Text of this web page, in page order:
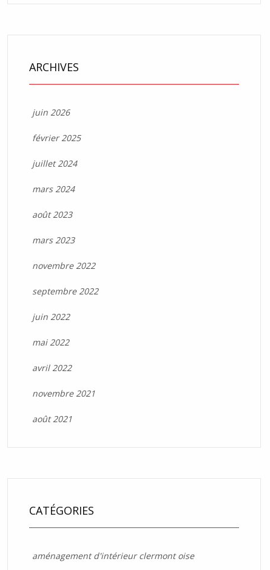
ARCHIVES
juin 2026
février 2025
juillet 2024
mars 2024
août 2023
mars 2023
novembre 2022
septembre 2022
juin 2022
mai 2022
avril 2022
novembre 2021
août 2021
CATÉGORIES
aménagement d'intérieur clermont oise